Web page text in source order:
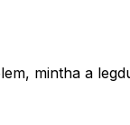
mintha a